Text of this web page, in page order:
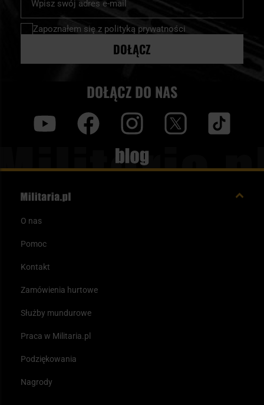
nasz
newsletter:
Zapoznałem się z polityką prywatności
DOŁĄCZ
DOŁĄCZ DO NAS
Blog
O nas
Pomoc
Kontakt
Zamówienia hurtowe
Służby mundurowe
Praca w Militaria.pl
Podziękowania
Nagrody